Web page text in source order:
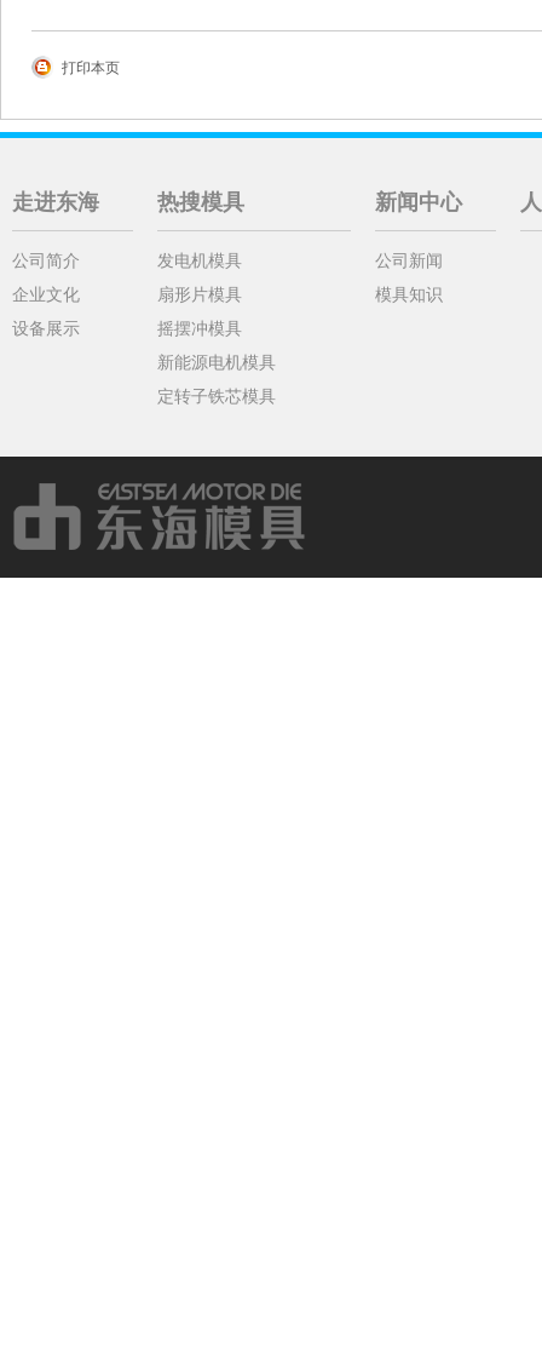
打印本页
走进东海
公司简介
企业文化
设备展示
热搜模具
发电机模具
扇形片模具
摇摆冲模具
新能源电机模具
定转子铁芯模具
新闻中心
公司新闻
模具知识